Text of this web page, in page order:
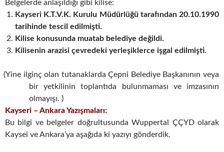
Belgelerde anlaşıldığı gibi kilise:
Kayseri K.T.V.K. Kurulu Müdürlüğü tarafından 20.10.1990
tarihinde tescil edilmişti.
Kilise konusunda muatab belediye değildi.
Kilisenin arazisi çevredeki yerleşiklerce işgal edilmişti.
(Yine ilginç olan tutanaklarda Çepni Belediye Başkanının veya
bir yetkilinin toplantıda bulunmaması ve imzasının
olmayışı. )
Kayseri – Ankara Yazışmaları:
Bu bilgi ve belgeler doğrultusunda Wuppertal ÇÇYD olarak
Kaysei ve Ankara’ya aşağıda ki yazıyı gönderdik.